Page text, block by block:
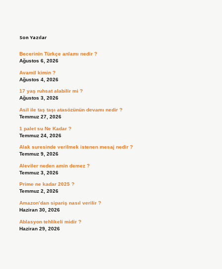
Son Yazılar
Becerinin Türkçe anlamı nedir ?
Ağustos 6, 2026
Avamil kimin ?
Ağustos 4, 2026
17 yaş ruhsat alabilir mi ?
Ağustos 3, 2026
Asil ile taş taşı atasözünün devamı nedir ?
Temmuz 27, 2026
1 palet su Ne Kadar ?
Temmuz 24, 2026
Alak suresinde verilmek istenen mesaj nedir ?
Temmuz 9, 2026
Aleviler neden amin demez ?
Temmuz 3, 2026
Prime ne kadar 2025 ?
Temmuz 2, 2026
Amazon’dan sipariş nasıl verilir ?
Haziran 30, 2026
Ablasyon tehlikeli midir ?
Haziran 29, 2026